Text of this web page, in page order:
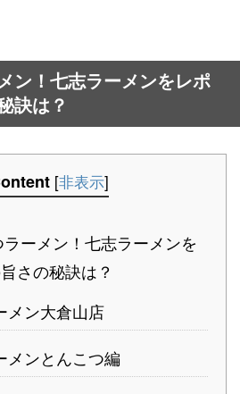
ン！七志ラーメンをレポ
訣は？
[非表示]
ーメン！七志ラーメンを
さの秘訣は？
メン大倉山店
メンとんこつ編